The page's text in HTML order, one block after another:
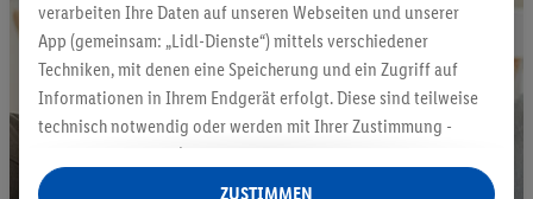
verarbeiten Ihre Daten auf unseren Webseiten und unserer
App (gemeinsam: „Lidl-Dienste“) mittels verschiedener
Techniken, mit denen eine Speicherung und ein Zugriff auf
Informationen in Ihrem Endgerät erfolgt. Diese sind teilweise
technisch notwendig oder werden mit Ihrer Zustimmung -
auch durch Partner (u.a.
Verantwortliche; im Zusammenhang mit dem IAB TCF
ZUSTIMMEN